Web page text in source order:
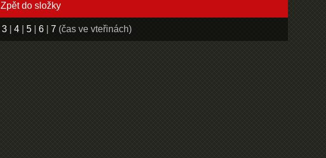
Zpět do složky
3| 4| 5| 6| 7(čas ve vteřinách)